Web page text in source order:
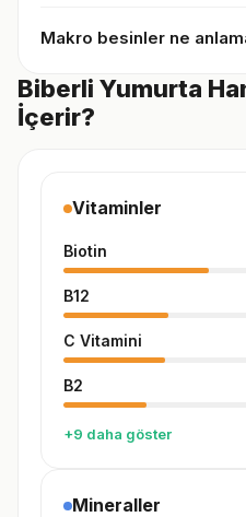
Makro besinler ne
Biberli Yumurta
İçerir?
Vitaminler
Biotin
B12
C Vitamini
B2
+9 daha göster
Mineraller